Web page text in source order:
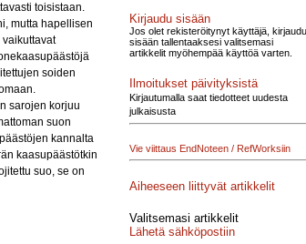
toisistaan.
mutta hapellisen
soiden
sarojen korjuu
suon
kannalta
kaasupäästötkin
suo, se on
Kirjaudu sisään
Jos olet rekisteröitynyt käyttäjä, kirjaudu
sisään tallentaaksesi valitsemasi
artikkelit myöhempää käyttöä varten.
Ilmoitukset päivityksistä
Kirjautumalla saat tiedotteet uudesta
julkaisusta
Vie viittaus EndNoteen / RefWorksiin
Aiheeseen liittyvät artikkelit
Valitsemasi artikkelit
Lähetä sähköpostiin